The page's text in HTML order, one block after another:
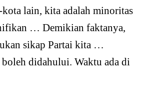
lain, kita adalah minoritas
… Demikian faktanya,
sikap Partai kita …
didahului. Waktu ada di